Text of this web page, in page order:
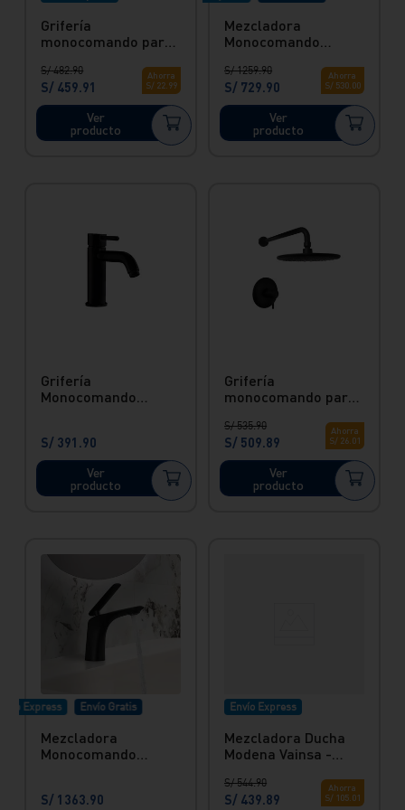
Grifería
monocomando para
negro Bali Vainsa
S/ 482.90
S/ 459.91
Ahorra
S/ 22. 99
Ver
producto
Mezcladora
Monocomando
Cosmopolitan Vainsa
S/ 1259.90
S/ 729.90
Ahorra
S/ 530. 00
Ver
producto
Grifería
Monocomando
S/ 391 .90
Ver
producto
Grifería
monocomando para
Color negro con
salida redonda
S/ 535.90
S/ 509.89
Ahorra
S/ 26. 01
Ver
producto
Express Envío Gratis
Mezcladora
Monocomando
S/ 1363.90
Envío Express
Mezcladora Ducha
Modena Vainsa -
S/ 544.90
S/ 439.89
Ahorra
S/ 105. 01